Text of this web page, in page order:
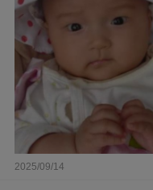
2025/09/14